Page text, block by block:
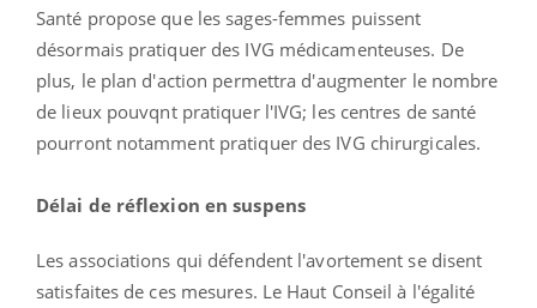
Santé propose que les sages-femmes puissent
désormais pratiquer des IVG médicamenteuses. De
plus, le plan d'action permettra d'augmenter le nombre
de lieux pouvqnt pratiquer l'IVG; les centres de santé
pourront notamment pratiquer des IVG chirurgicales.
Délai de réflexion en suspens
Les associations qui défendent l'avortement se disent
satisfaites de ces mesures. Le Haut Conseil à l'égalité